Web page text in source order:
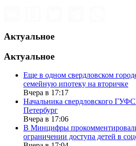
Актуальное
Актуальное
Еще в одном свердловском
семейную ипотеку на вторичке
Вчера в 17:17
Начальника свердловского
Петербург
Вчера в 17:06
В Минцифры
ограничении доступа детей в